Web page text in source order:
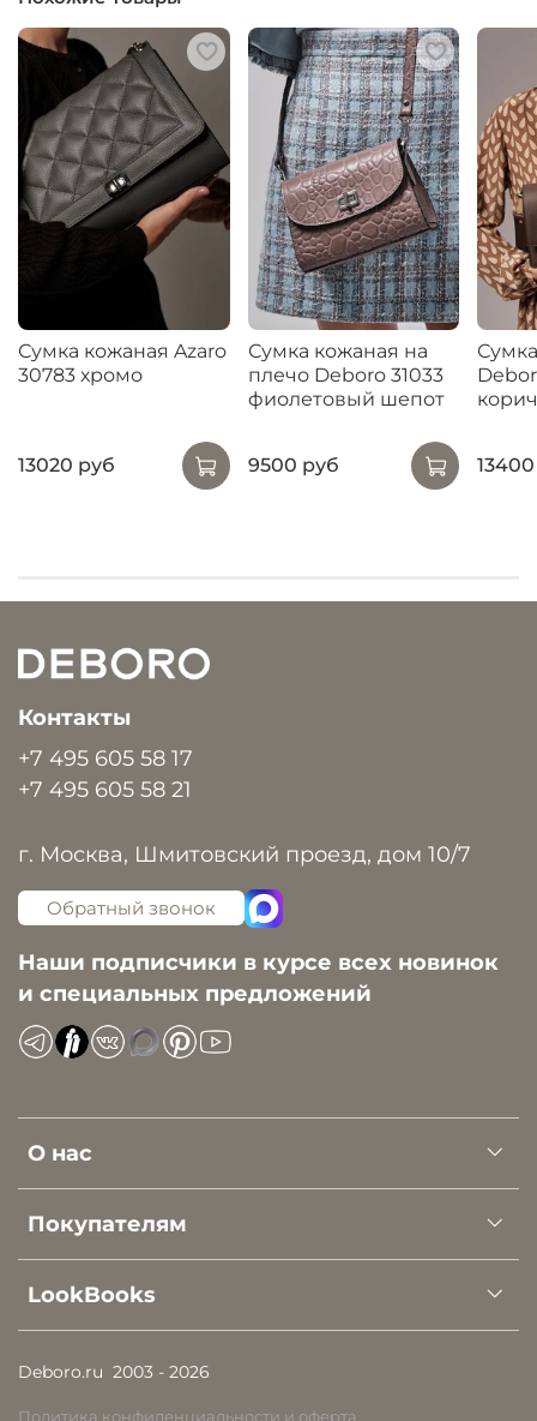
Сумка кожаная Azaro
30783 хромо
13020 руб
Сумка кожаная на
плечо Deboro 31033
фиолетовый шепот
9500 руб
О нас
Покупателям
LookBooks
Контакты
+7 495 605 58 17
+7 495 605 58 21
г. Москва, Шмитовский проезд, дом 10/7
Обратный звонок
Наши подписчики в курсе всех новинок
и специальных предложений
Deboro.ru 2003 - 2026
Политика конфиденциальности и оферта